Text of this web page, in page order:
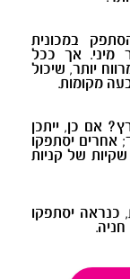
במכונית
מיני. אך ככל
יותר, שיכול
מקומות.
אם כן, ייתכן
אחרים יסתפקו
של קניות
כנראה יסתפקו